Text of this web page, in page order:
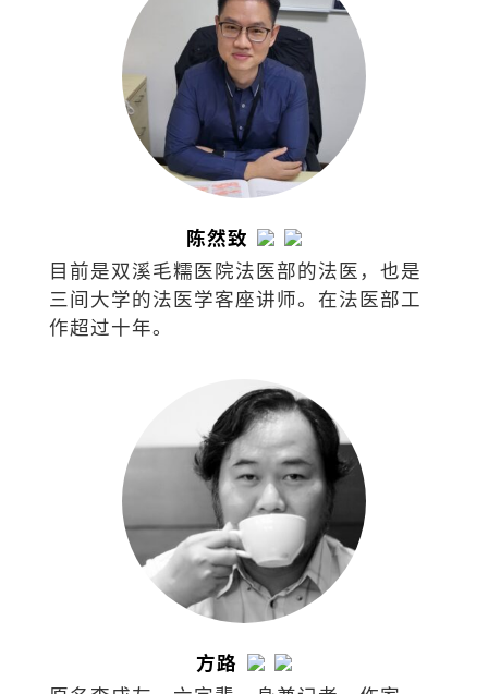
陈然致
目前是双溪毛糯医院法医部的法医，也是
三间大学的法医学客座讲师。在法医部工
作超过十年。
方路